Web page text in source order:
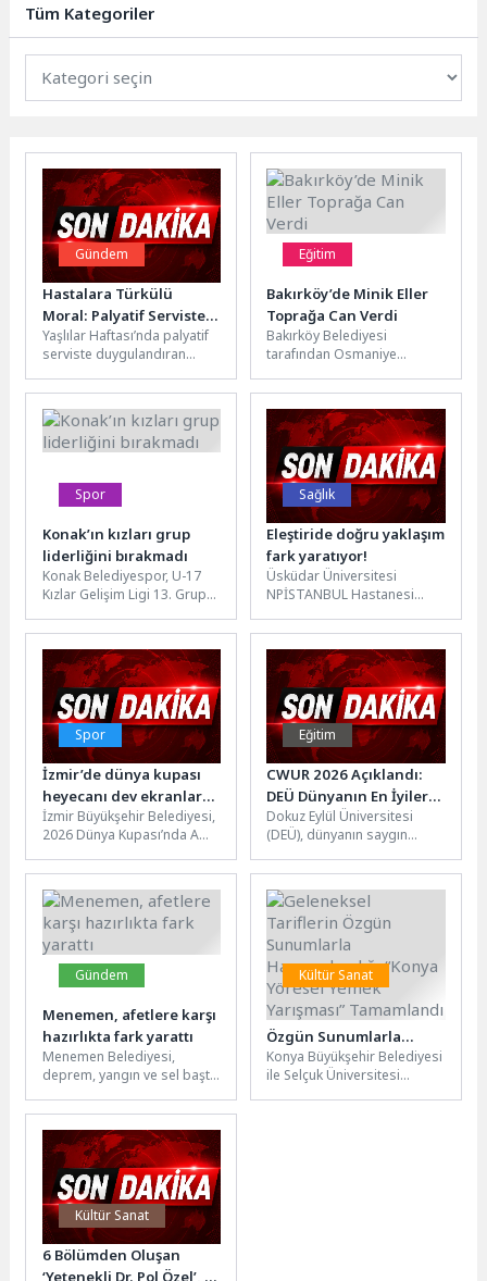
arasında...
Tüm Kategoriler
Gündem
Hastalara Türkülü
Moral: Palyatif Serviste
Duygulandıran Etkinlik
Yaşlılar Haftası’nda palyatif
serviste duygulandıran
düzenlenen etkinlikte palyatif
serviste tedavi gören
hastalar ziyaret...
Eğitim
Bakırköy’de Minik Eller
Toprağa Can Verdi
Bakırköy Belediyesi
tarafından Osmaniye
Mustafa Yurter Parkı’nda
düzenlenen ağaç dikim
etkinliğinde, Bakırköy...
Spor
Konak’ın kızları grup
liderliğini bırakmadı
Konak Belediyespor, U-17
Kızlar Gelişim Ligi 13. Grup
tamamladı. Takımın Milli
oyuncusu Azra...
Sağlık
Eleştiride doğru yaklaşım
fark yaratıyor!
Üsküdar Üniversitesi
NPİSTANBUL Hastanesi
kişiliği ve davranışı hedef
alan eleştirinin farkları...
Spor
İzmir’de dünya kupası
heyecanı dev ekranlarda
yaşanacak
İzmir Büyükşehir Belediyesi,
2026 Dünya Kupası’nda A
Bornova, Göztepe, Karşıyaka
ve Buca’da...
Eğitim
CWUR 2026 Açıklandı:
DEÜ Dünyanın En İyileri
Arasında
Dokuz Eylül Üniversitesi
(DEÜ), dünyanın saygın
derecelendirme
kuruluşlarından Center for
World University Rankings
(CWUR)...
Gündem
Menemen, afetlere karşı
hazırlıkta fark yarattı
Menemen Belediyesi,
deprem, yangın ve sel başta
karşı hazırlıklarını hız...
Kültür Sanat
Geleneksel Tariflerin
Özgün Sunumlarla
Harmanlandığı “Konya
Yöresel Yemek Yarışması”
Tamamlandı
Konya Büyükşehir Belediyesi
ile Selçuk Üniversitesi
Kültür Sanat
6 Bölümden Oluşan
‘Yetenekli Dr. Pol Özel’, 6